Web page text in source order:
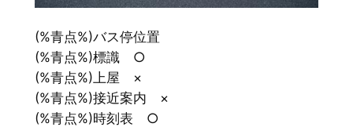
(%青点%)バス停位置
(%青点%)標識 ○
(%青点%)上屋 ×
(%青点%)接近案内 ×
(%青点%)時刻表 ○